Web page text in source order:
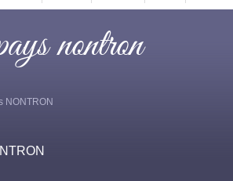
nontron
NONTRON